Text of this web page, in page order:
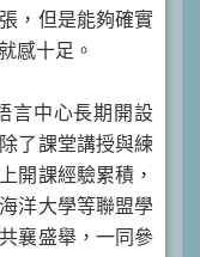
，但是能夠確實
感十足。
言中心長期開設
了課堂講授與練
開課經驗累積，
洋大學等聯盟學
襄盛舉，一同參